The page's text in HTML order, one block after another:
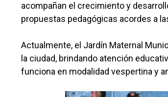
acompañan el crecimiento y
propuestas pedagógicas acordes a
Actualmente, el Jardín Maternal
la ciudad, brindando atención
funciona en modalidad vespertina y